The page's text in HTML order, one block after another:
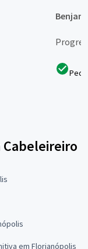
Cabeleireiro
em Florianópolis